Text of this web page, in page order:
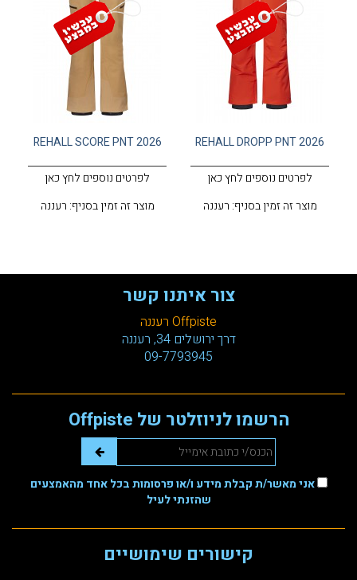
REHALL DROPP PNT 2026
לפרטים נוספים לחץ כאן
מוצר זה זמין בסניף: רעננה
REHALL SCORE PNT 2026
לפרטים נוספים לחץ כאן
מוצר זה זמין בסניף: רעננה
קישורים שימושיים
הרשמו לניוזלטר של Offpiste
אני מאשר/ת קבלת מידע ו/או פרסומות בכל אחד מהאמצעים
שהזנתי לעיל
צור איתנו קשר
Offpiste רעננה
דרך ירושלים 34, רעננה
09-7793945